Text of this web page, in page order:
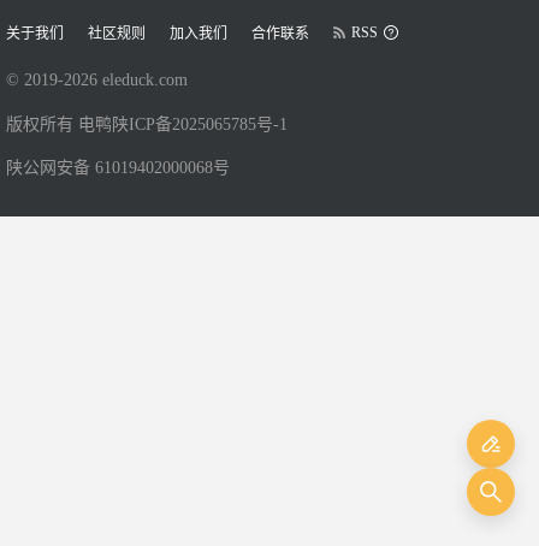
关于我们 社区规则 加入我们 合作联系 RSS
© 2019-2026 eleduck.com
版权所有 电鸭 陕ICP备2025065785号-1
陕公网安备 61019402000068号